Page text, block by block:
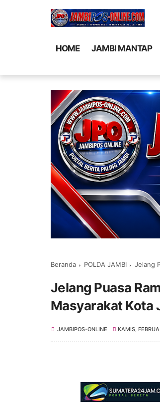
HOME JAMBI MANTAP
Beranda POLDA JAMBI Jelang
Jelang Puasa
Masyarakat Kota
JAMBIPOS-ONLINE KAMIS,